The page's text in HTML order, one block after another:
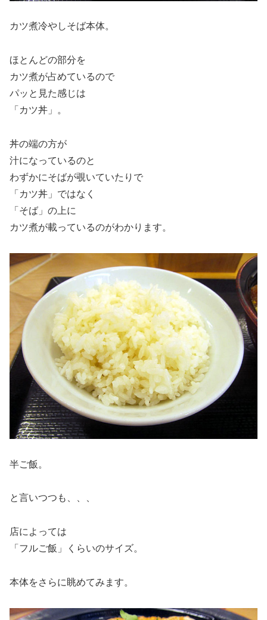
カツ煮冷やしそば本体。
ほとんどの部分を
カツ煮が占めているので
パッと見た感じは
「カツ丼」。
丼の端の方が
汁になっているのと
わずかにそばが覗いていたりで
「カツ丼」ではなく
「そば」の上に
カツ煮が載っているのがわかります。
半ご飯。
と言いつつも、、、
店によっては
「フルご飯」くらいのサイズ。
本体をさらに眺めてみます。